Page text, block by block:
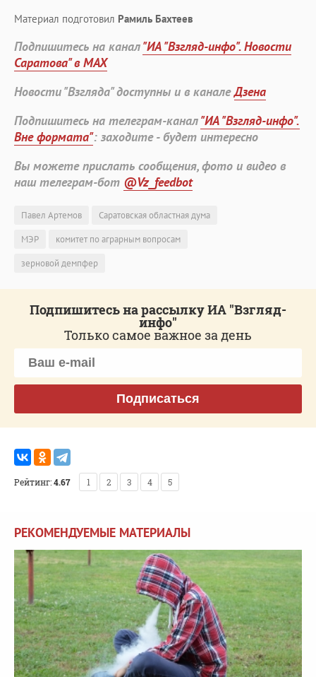
Материал подготовил Рамиль Бахтеев
Подпишитесь на канал"ИА "Взгляд-инфо". Новости
Саратова" в MAX
Новости "Взгляда" доступны и в каналеДзена
Подпишитесь на телеграм-канал"ИА "Взгляд-инфо".
Вне формата": заходите - будет интересно
Вы можете прислать сообщения, фото и видео в
наш телеграм-бот @Vz_feedbot
Павел Артемов
Саратовская областная дума
МЭР
комитет по аграрным вопросам
зерновой демпфер
Подпишитесь на рассылку ИА "Взгляд-
инфо"
Только самое важное за день
Подписаться
Рейтинг:4.67 1 2 3 4 5
РЕКОМЕНДУЕМЫЕ МАТЕРИАЛЫ